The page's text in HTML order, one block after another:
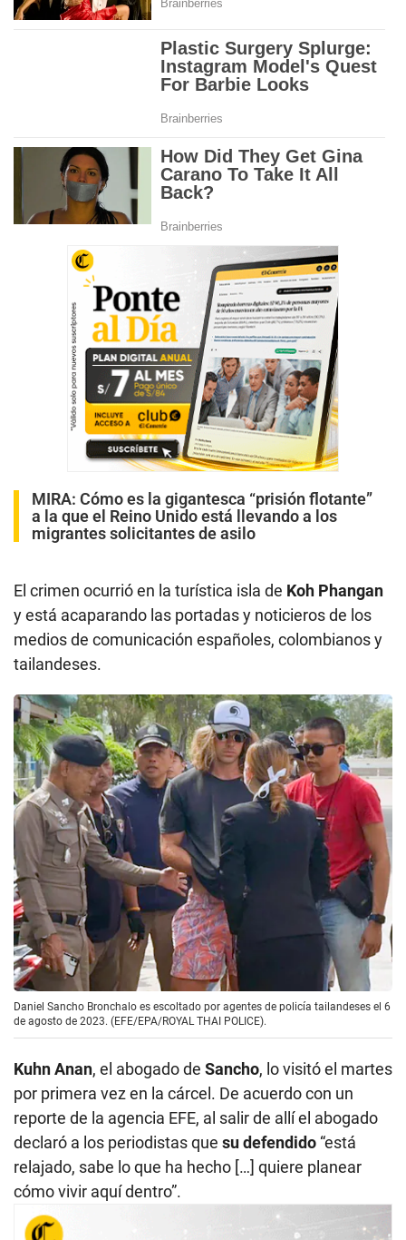
MIRA: Cómo es la gigantesca “prisión flotante”
a la que el Reino Unido está llevando a los
migrantes solicitantes de asilo
El crimen ocurrió en la turística isla de Koh Phangan
y está acaparando las portadas y noticieros de los
medios de comunicación españoles, colombianos y
tailandeses.
Daniel Sancho Bronchalo es escoltado por agentes de policía tailandeses el 6
de agosto de 2023. (EFE/EPA/ROYAL THAI POLICE).
Kuhn Anan, el abogado de Sancho, lo visitó el martes
por primera vez en la cárcel. De acuerdo con un
reporte de la agencia EFE, al salir de allí el abogado
declaró a los periodistas que su defendido “está
relajado, sabe lo que ha hecho […] quiere planear
cómo vivir aquí dentro”.